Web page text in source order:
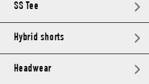
SS Tee
Hybrid shorts
Headwear